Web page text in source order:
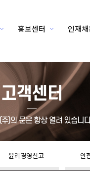
홍보센터 인재
윤리경영신고 안